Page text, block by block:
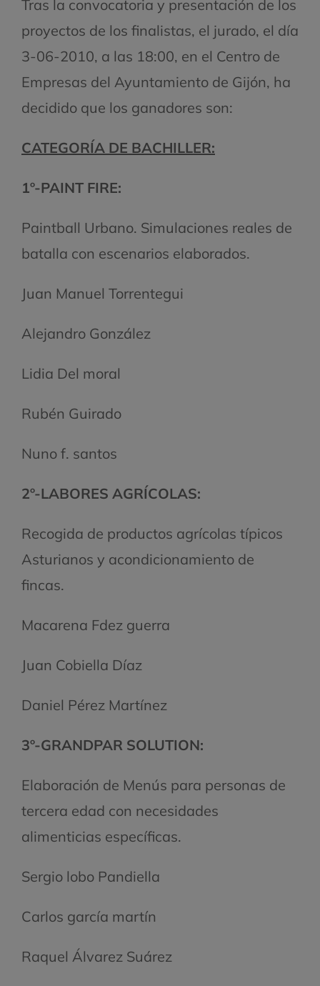
Tras la convocatoria y presentación de los
proyectos de los finalistas, el jurado, el día
3-06-2010, a las 18:00, en el Centro de
Empresas del Ayuntamiento de Gijón, ha
decidido que los ganadores son:
CATEGORÍA DE BACHILLER:
1º-PAINT FIRE:
Paintball Urbano. Simulaciones reales de
batalla con escenarios elaborados.
Juan Manuel Torrentegui
Alejandro González
Lidia Del moral
Rubén Guirado
Nuno f. santos
2º-LABORES AGRÍCOLAS:
Recogida de productos agrícolas típicos
Asturianos y acondicionamiento de
fincas.
Macarena Fdez guerra
Juan Cobiella Díaz
Daniel Pérez Martínez
3º-GRANDPAR SOLUTION:
Elaboración de Menús para personas de
tercera edad con necesidades
alimenticias específicas.
Sergio lobo Pandiella
Carlos garcía martín
Raquel Álvarez Suárez